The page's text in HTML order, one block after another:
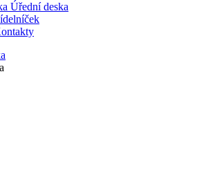
Úřední deska